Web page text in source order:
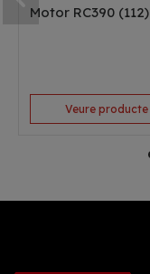
Motor RC390 (112)
Veure producte